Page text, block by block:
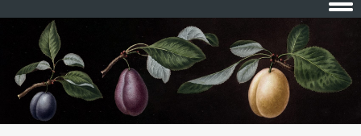
Skip to content